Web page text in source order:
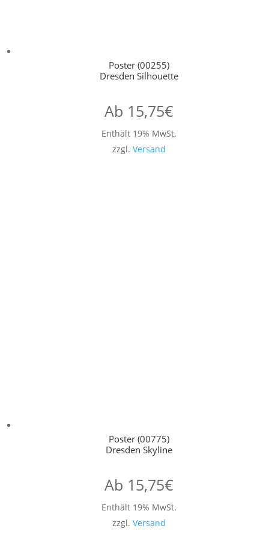
Poster (00255)
Dresden Silhouette
Ab 15,75€
Enthält 19% MwSt.
zzgl. Versand
Poster (00775)
Dresden Skyline
Ab 15,75€
Enthält 19% MwSt.
zzgl. Versand